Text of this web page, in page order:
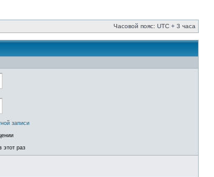
Часовой пояс: UTC + 3 часа
записи
этот раз